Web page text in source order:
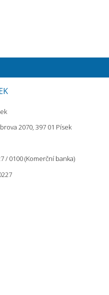
2070, 397 01 Písek
/ 0100 (Komerční banka)